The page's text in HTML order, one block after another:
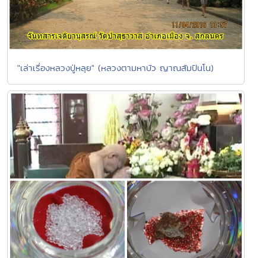
"เล่าเรื่องหลวงปู่หลุย" (หลวงตามหาบัว ญาณสัมปันโน)